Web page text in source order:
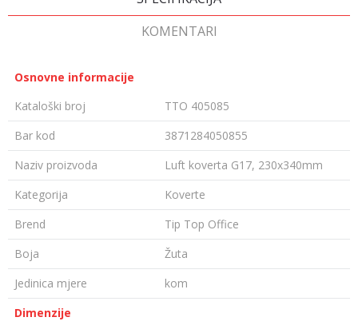
KOMENTARI
Osnovne informacije
Kataloški broj
TTO 405085
Bar kod
3871284050855
Naziv proizvoda
Luft koverta G17, 230x340mm
Kategorija
Koverte
Brend
Tip Top Office
Boja
Žuta
Jedinica mjere
kom
Dimenzije